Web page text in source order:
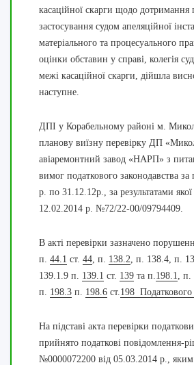
касаційної скарги щодо дотримання
застосування судом апеляційної
матеріального та процесуального
оцінки обставин у справі, колегія
межі касаційної скарги, дійшла
наступне.
ДПІ у Корабельному районі м.
планову виїзну перевірку ДП
авіаремонтний завод «НАРП» з
вимог податкового законодавства за
р. по 31.12.12р., за результатами
12.02.2014 р. №72/22-00/09794409.
В акті перевірки зазначено
п. 44.1 ст. 44 , п. 138.2 , п. 138.4, п.
139.1.9 п.
139.1 ст. 139 та п. 198.1 , п.
п.
198.3 п. 198.6 ст. 198 Податкового
На підставі акта перевірки
прийнято податкові повідомлення-
№0000072200 від 05.03.2014 р.,